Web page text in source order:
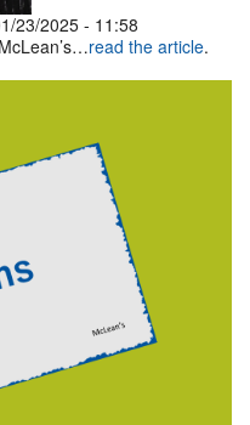
23/2025 - 11:58
read the article.